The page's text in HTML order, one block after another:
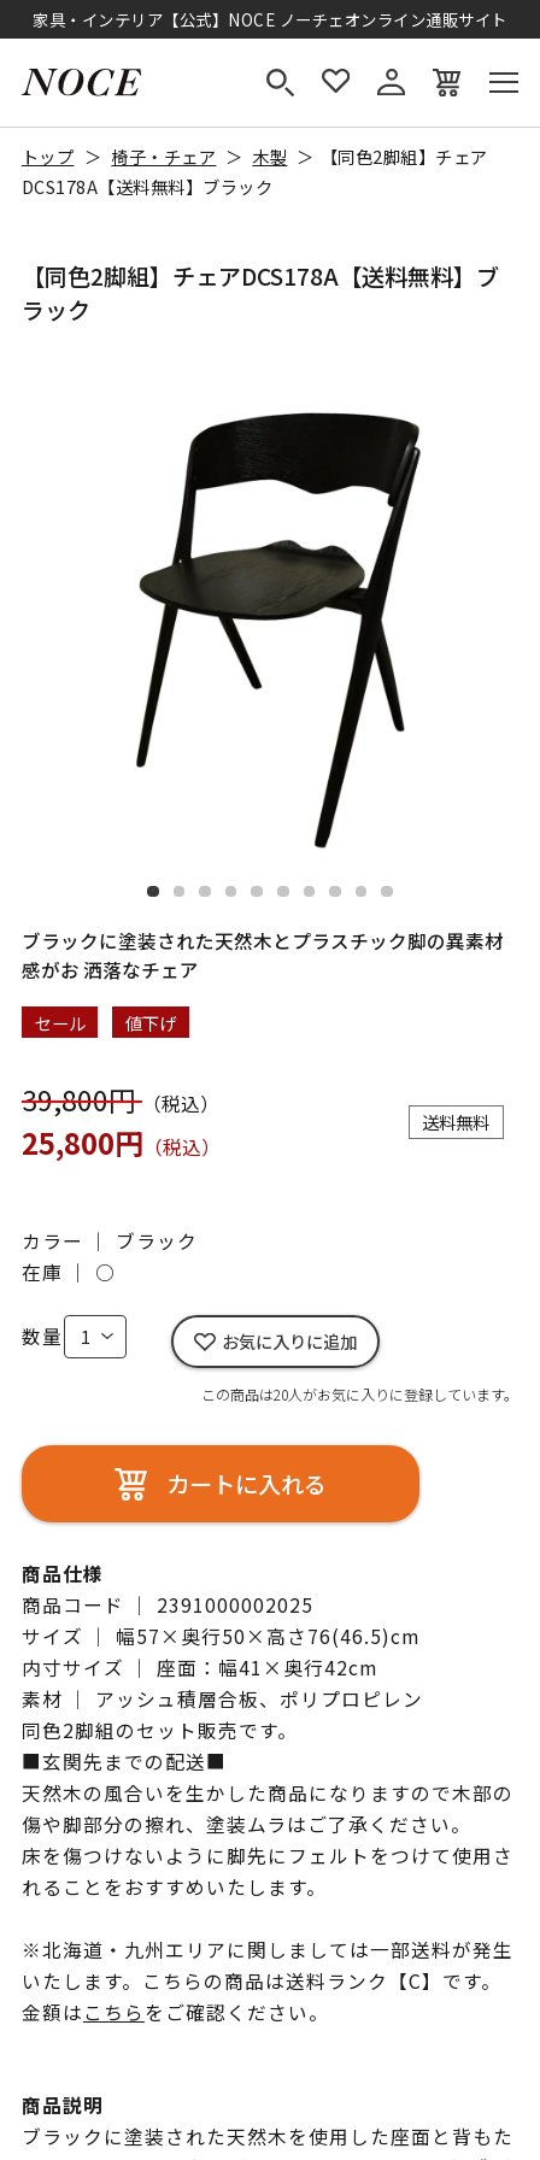
家具・インテリア【公式】NOCE ノーチェオンライン通販サイト
トップ 椅子・チェア 木製
【同色2脚組】チェア
DCS178A【送料無料】ブラック
【同色2脚組】チェアDCS178A【送料無料】ブ
ラック
ブラックに塗装された天然木とプラスチック脚の異素材
感がお 洒落なチェア
セール 値下げ
39,800円（税込）
25,800円 （税込）
送料無料
カラー ｜ ブラック
在庫 ｜ ○
数量 お気に入りに追加
この商品は20人がお気に入りに登録しています。
カートに入れる
商品仕様
商品コード ｜ 2391000002025
サイズ ｜ 幅57×奥行50×高さ76(46.5)cm
内寸サイズ ｜ 座面：幅41×奥行42cm
素材 ｜ アッシュ積層合板、ポリプロピレン
同色2脚組のセット販売です。
■玄関先までの配送■
天然木の風合いを生かした商品になりますので木部の
傷や脚部分の擦れ、塗装ムラはご了承ください。
床を傷つけないように脚先にフェルトをつけて使用さ
れることをおすすめいたします。
※北海道・九州エリアに関しましては一部送料が発生
いたします。こちらの商品は送料ランク【C】です。
金額はこちらをご確認ください。
商品説明
ブラックに塗装された天然木を使用した座面と背もた